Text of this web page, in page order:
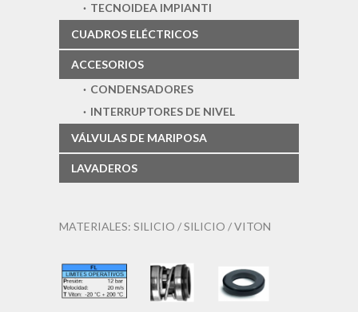
TECNOIDEA IMPIANTI
CUADROS ELÉCTRICOS
ACCESORIOS
CONDENSADORES
INTERRUPTORES DE NIVEL
VÁLVULAS DE MARIPOSA
LAVADEROS
MATERIALES: SILICIO / SILICIO / VITON